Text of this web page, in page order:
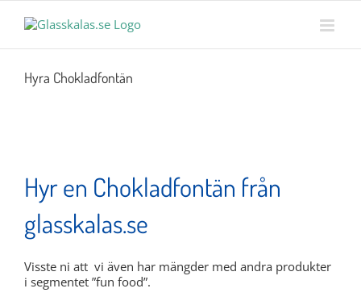
Hyra Chokladfontän
Hyr en Chokladfontän från
glasskalas.se
Visste ni att vi även har mängder med andra produkter
i segmentet ”fun food”.
MENY